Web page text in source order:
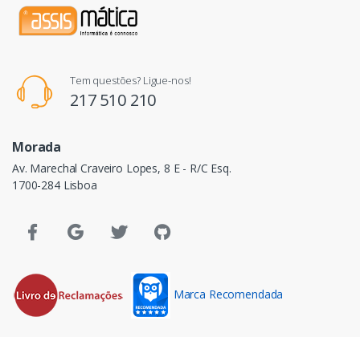
Tem questões? Ligue-nos!
217 510 210
Morada
Av. Marechal Craveiro Lopes, 8 E - R/C Esq.
1700-284 Lisboa
Marca Recomendada